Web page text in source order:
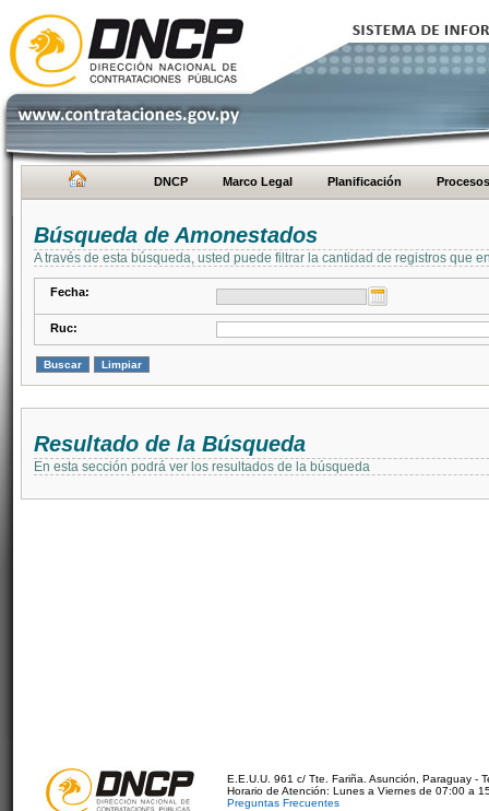
DNCP Marco Legal Planificación Procesos
Búsqueda de Amonestados
A través de esta búsqueda, usted puede filtrar la cantidad de registros que
Fecha:
Ruc:
Resultado de la Búsqueda
En esta sección podrá ver los resultados de la búsqueda
E.E.U.U. 961 c/ Tte. Fariña. Asunción, Paraguay -
Horario de Atención: Lunes a Viernes de 07:00 a
Preguntas Frecuentes